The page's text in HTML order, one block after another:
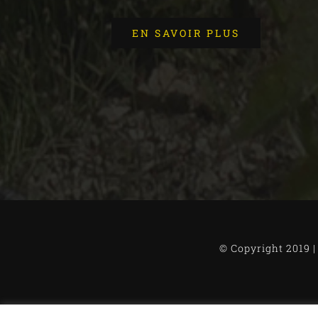
EN SAVOIR PLUS
© Copyright 2019 |